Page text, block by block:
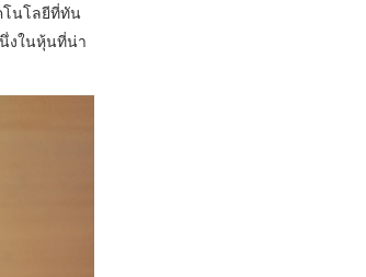
โนโลยีที่ทัน
งในหุ้นที่น่า